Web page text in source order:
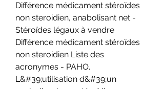
Différence médicament stéroïdes
non steroidien, anabolisant net -
Stéroïdes légaux à vendre
Différence médicament stéroïdes
non steroidien Liste des
acronymes - PAHO.
L&#39;utilisation d&#39;un